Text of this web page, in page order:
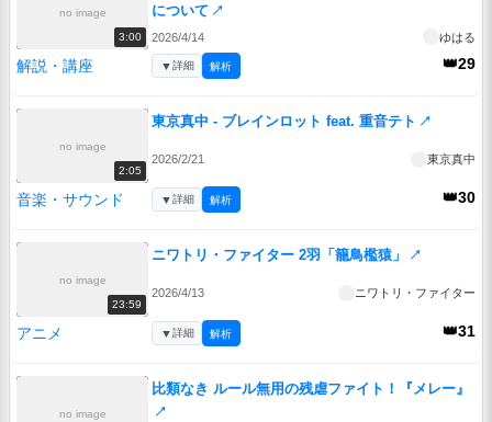
no image
3:00
について ↗
2026/4/14 ゆはる
解説・講座 👑29
▼詳細 解析
no image
2:05
東京真中 - ブレインロット feat. 重音テト ↗
2026/2/21 東京真中
音楽・サウンド 👑30
▼詳細 解析
no image
23:59
ニワトリ・ファイター 2羽「籠鳥檻猿」 ↗
2026/4/13 ニワトリ・ファイター
アニメ 👑31
▼詳細 解析
no image
比類なき ルール無用の残虐ファイト！『メレー』
↗